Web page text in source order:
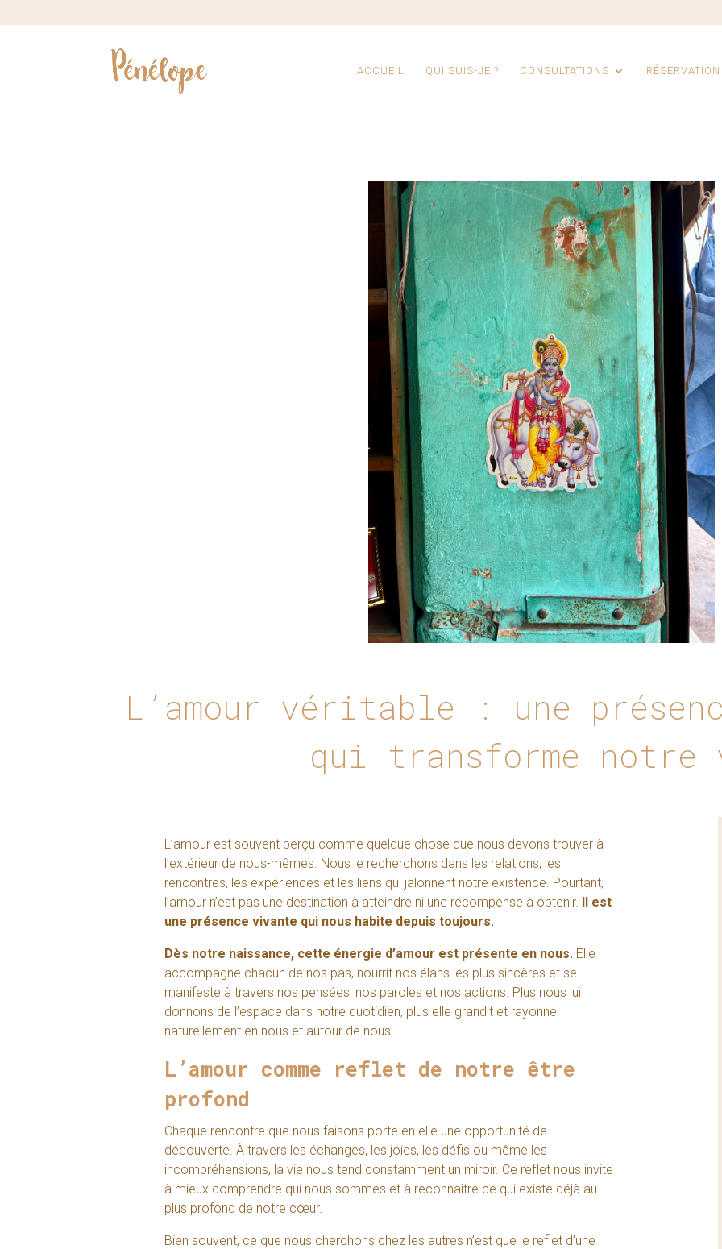
ACCUEIL QUI SUIS-JE ? CONSULTATIONS RÉSERVATION
L’amour véritable : une
qui transforme notre
L’amour est souvent perçu comme quelque chose que nous devons trouver à
l’extérieur de nous-mêmes. Nous le recherchons dans les relations, les
rencontres, les expériences et les liens qui jalonnent notre existence. Pourtant,
l’amour n’est pas une destination à atteindre ni une récompense à obtenir. Il est
une présence vivante qui nous habite depuis toujours.
Dès notre naissance, cette énergie d’amour est présente en nous. Elle
accompagne chacun de nos pas, nourrit nos élans les plus sincères et se
manifeste à travers nos pensées, nos paroles et nos actions. Plus nous lui
donnons de l’espace dans notre quotidien, plus elle grandit et rayonne
naturellement en nous et autour de nous.
L’amour comme reflet de notre être
profond
Chaque rencontre que nous faisons porte en elle une opportunité de
découverte. À travers les échanges, les joies, les défis ou même les
incompréhensions, la vie nous tend constamment un miroir. Ce reflet nous invite
à mieux comprendre qui nous sommes et à reconnaître ce qui existe déjà au
plus profond de notre cœur.
Bien souvent, ce que nous cherchons chez les autres n’est que le reflet d’une